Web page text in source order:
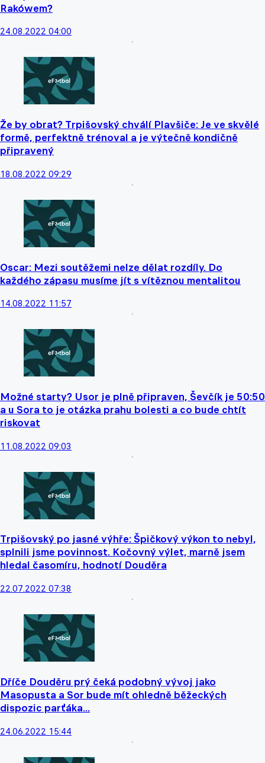
Rakówem?
24.08.2022 04:00
Že by obrat? Trpišovský chválí Plavšiče: Je ve skvělé
formě, perfektně trénoval a je výtečně kondičně
připravený
18.08.2022 09:29
Oscar: Mezi soutěžemi nelze dělat rozdíly. Do
každého zápasu musíme jít s vítěznou mentalitou
14.08.2022 11:57
Možné starty? Usor je plně připraven, Ševčík je 50:50
a u Sora to je otázka prahu bolesti a co bude chtít
riskovat
11.08.2022 09:03
Trpišovský po jasné výhře: Špičkový výkon to nebyl,
splnili jsme povinnost. Kočovný výlet, marně jsem
hledal časomíru, hodnotí Douděra
22.07.2022 07:38
Dříče Douděru prý čeká podobný vývoj jako
Masopusta a Sor bude mít ohledně běžeckých
dispozic parťáka...
24.06.2022 15:44